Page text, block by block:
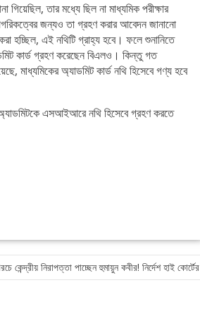
তার মধ্যে ছিল না মাধ্যমিক পরীক্ষার
জন্যও তা গ্রহণ করার আবেদন জানানো
হচ্ছিল, এই নথিটি গ্রাহ্য হবে। ফলে শুনানিতে
কার্ড গ্রহণ করেছেন বিএলও। কিন্তু গত
মাধ্যমিকের অ্যাডমিট কার্ড নথি হিসেবে গণ্য হবে
এসআইআরে নথি হিসেবে গ্রহণ করতে
কেন্দ্রীয় নিরাপত্তা পাচ্ছেন হুমায়ুন কবীর! নির্দেশ হাই কোর্টের